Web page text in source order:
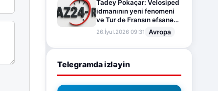
Tadey Pokaçar: Velosiped
idmanının yeni fenomeni
və Tur de Fransın əfsanəvi
səhifəsi
26.İyul.2026 09:31 Avropa
Telegramda izləyin